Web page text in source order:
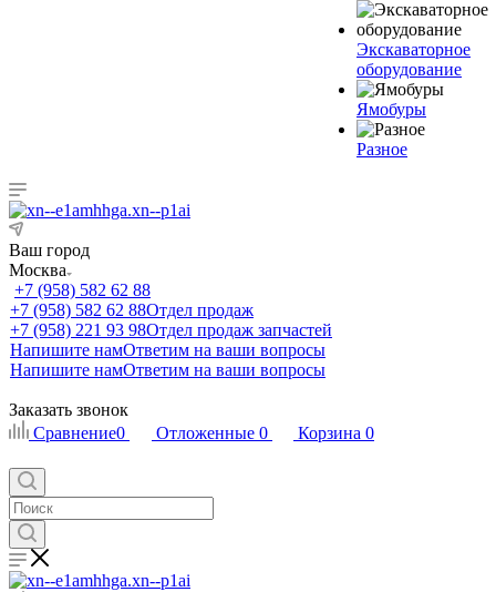
Экскаваторное
оборудование
Ямобуры
Разное
Ваш город
Москва
+7 (958) 582 62 88
+7 (958) 582 62 88Отдел продаж
+7 (958) 221 93 98Отдел продаж запчастей
Напишите намОтветим на ваши вопросы
Напишите намОтветим на ваши вопросы
Заказать звонок
Сравнение0 Отложенные 0 Корзина 0